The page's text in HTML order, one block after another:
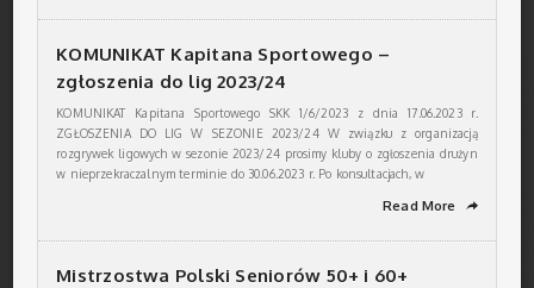
KOMUNIKAT Kapitana Sportowego –
zgłoszenia do lig 2023/24
KOMUNIKAT Kapitana Sportowego SKK 1/6/2023 z dnia 17.06.2023 r.
ZGŁOSZENIA DO LIG W SEZONIE 2023/24 W związku z organizacją
rozgrywek ligowych w sezonie 2023/24 prosimy kluby o zgłoszenia drużyn
w nieprzekraczalnym terminie do 30.06.2023 r. Po konsultacjach, w
Read More ➦
Mistrzostwa Polski Seniorów 50+ i 60+